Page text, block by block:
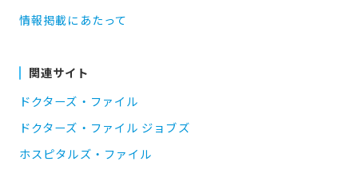
情報掲載にあたって
関連サイト
ドクターズ・ファイル
ドクターズ・ファイル ジョブズ
ホスピタルズ・ファイル